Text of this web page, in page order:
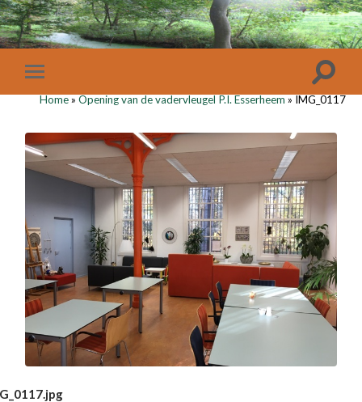
Home» Opening van de vadervleugel P.I. Esserheem » IMG_0117